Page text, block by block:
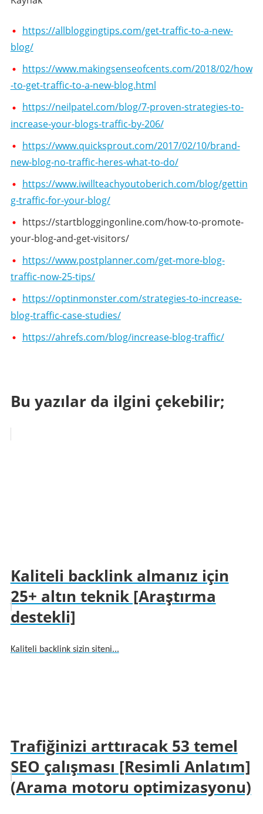
https://allbloggingtips.com/get-traffic-to-a-new-
blog/
https://www.makingsenseofcents.com/2018/02/how
-to-get-traffic-to-a-new-blog.html
https://neilpatel.com/blog/7-proven-strategies-to-
increase-your-blogs-traffic-by-206/
https://www.quicksprout.com/2017/02/10/brand-
new-blog-no-traffic-heres-what-to-do/
https://www.iwillteachyoutoberich.com/blog/gettin
g-traffic-for-your-blog/
https://startbloggingonline.com/how-to-promote-
your-blog-and-get-visitors/
https://www.postplanner.com/get-more-blog-
traffic-now-25-tips/
https://optinmonster.com/strategies-to-increase-
blog-traffic-case-studies/
https://ahrefs.com/blog/increase-blog-traffic/
Bu yazılar da ilgini çekebilir;
Kaliteli backlink almanız için
25+ altın teknik [Araştırma
destekli]
Kaliteli backlink sizin siteni...
Trafiğinizi arttıracak 53 temel
SEO çalışması [Resimli Anlatım]
(Arama motoru optimizasyonu)